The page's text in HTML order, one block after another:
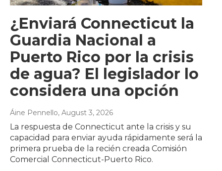
¿Enviará Connecticut la
Guardia Nacional a
Puerto Rico por la crisis
de agua? El legislador lo
considera una opción
Áine Pennello, August 3, 2026
La respuesta de Connecticut ante la crisis y su
capacidad para enviar ayuda rápidamente será la
primera prueba de la recién creada Comisión
Comercial Connecticut-Puerto Rico.